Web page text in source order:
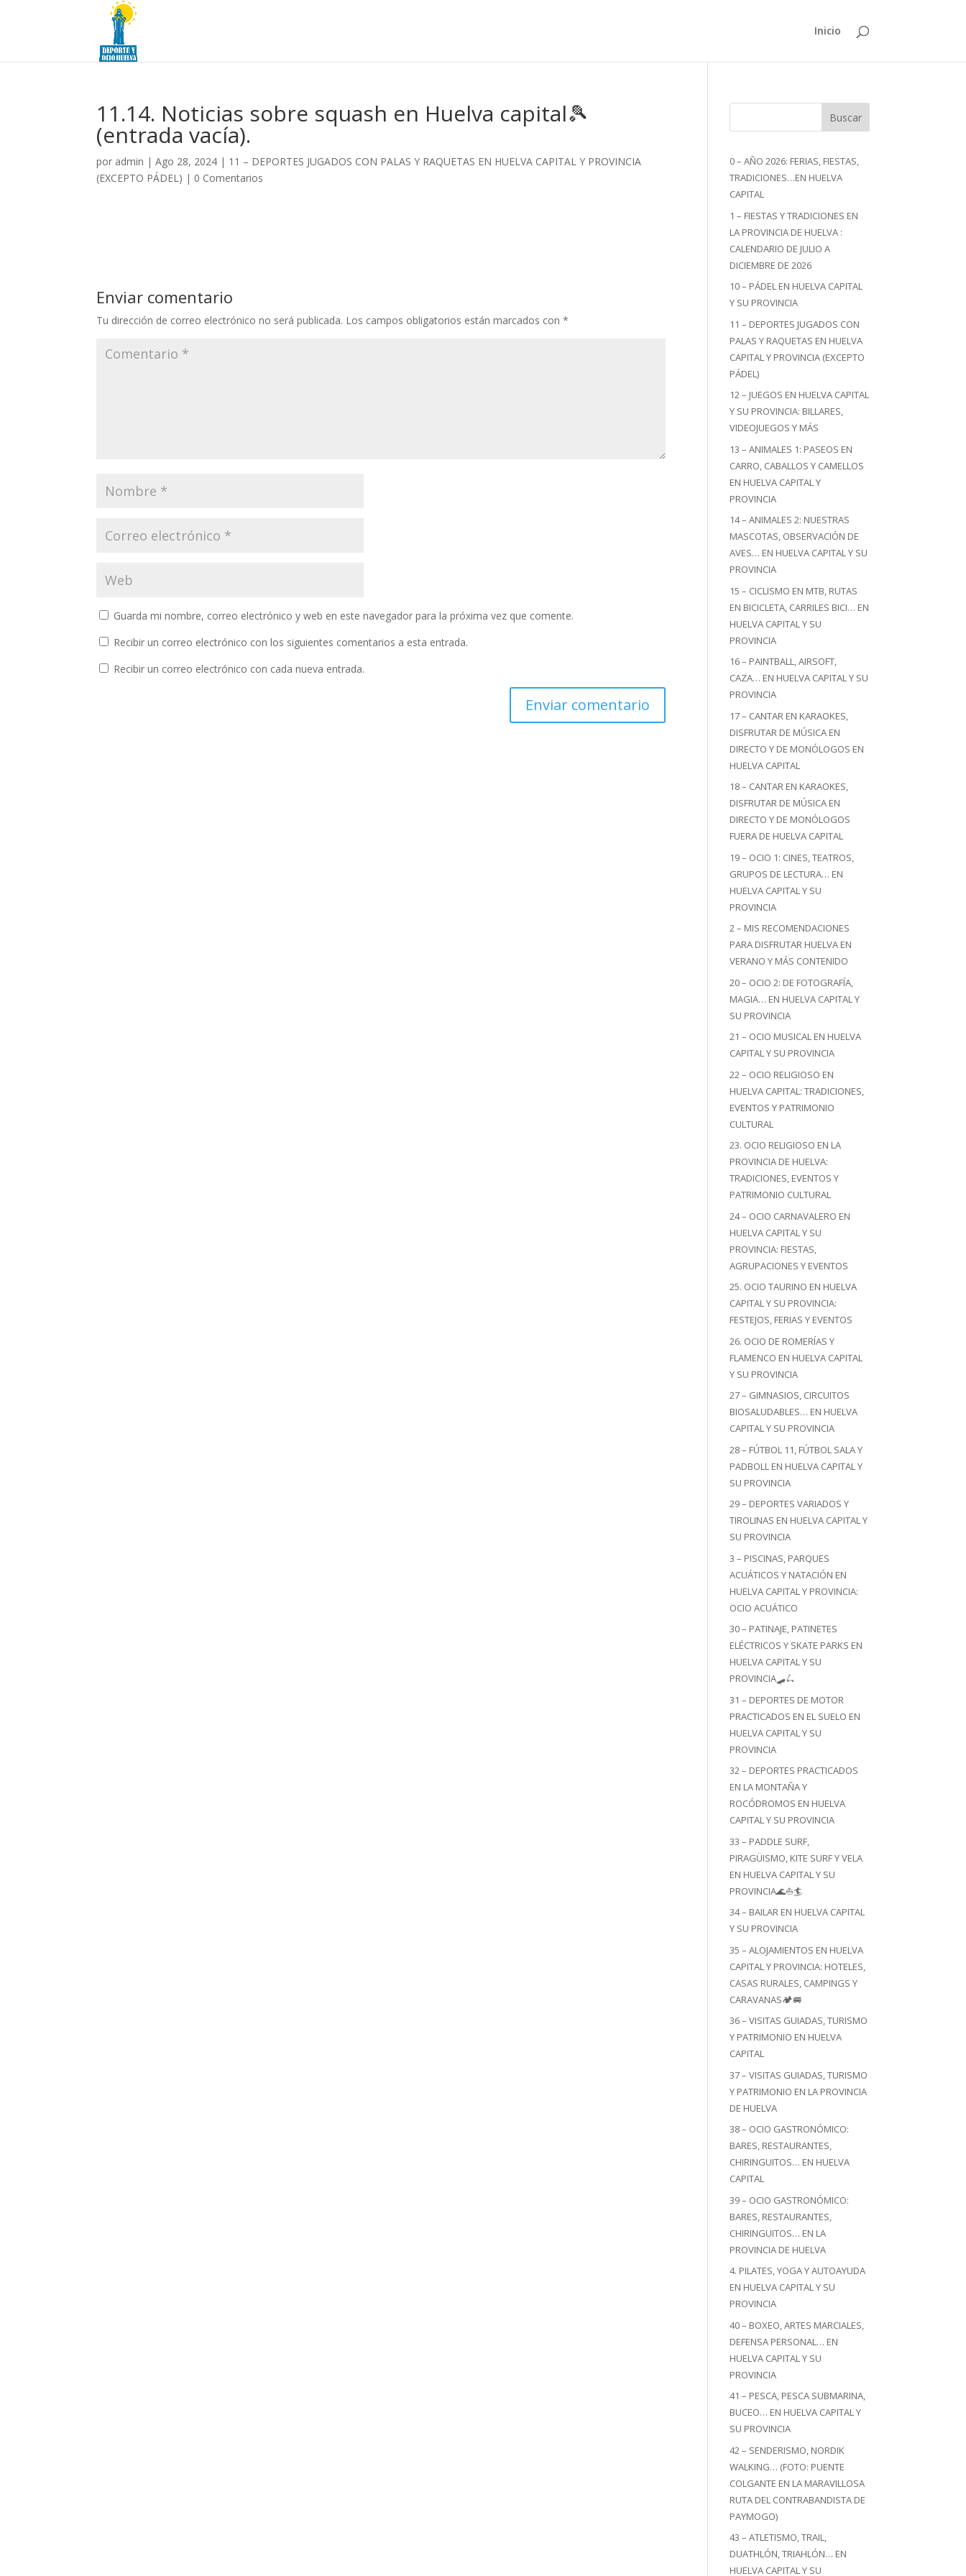
Inicio
11.14. Noticias sobre squash en Huelva capital🎾
(entrada vacía).
por admin |Ago 28, 2024 | 11 – DEPORTES JUGADOS CON PALAS Y RAQUETAS EN HUELVA CAPITAL Y PROVINCIA
(EXCEPTO PÁDEL) | 0 Comentarios
Enviar comentario
Tu dirección de correo electrónico no será publicada. Los campos obligatorios están marcados con*
Guarda mi nombre, correo electrónico y web en este navegador para la próxima vez que comente.
Recibir un correo electrónico con los siguientes comentarios a esta entrada.
Recibir un correo electrónico con cada nueva entrada.
Buscar
0 – AÑO 2026: FERIAS, FIESTAS,
TRADICIONES…EN HUELVA
CAPITAL
1 – FIESTAS Y TRADICIONES EN
LA PROVINCIA DE HUELVA :
CALENDARIO DE JULIO A
DICIEMBRE DE 2026
10 – PÁDEL EN HUELVA CAPITAL
Y SU PROVINCIA
11 – DEPORTES JUGADOS CON
PALAS Y RAQUETAS EN HUELVA
CAPITAL Y PROVINCIA (EXCEPTO
PÁDEL)
12 – JUEGOS EN HUELVA CAPITAL
Y SU PROVINCIA: BILLARES,
VIDEOJUEGOS Y MÁS
13 – ANIMALES 1: PASEOS EN
CARRO, CABALLOS Y CAMELLOS
EN HUELVA CAPITAL Y
PROVINCIA
14 – ANIMALES 2: NUESTRAS
MASCOTAS, OBSERVACIÓN DE
AVES… EN HUELVA CAPITAL Y SU
PROVINCIA
15 – CICLISMO EN MTB, RUTAS
EN BICICLETA, CARRILES BICI… EN
HUELVA CAPITAL Y SU
PROVINCIA
16 – PAINTBALL, AIRSOFT,
CAZA… EN HUELVA CAPITAL Y SU
PROVINCIA
17 – CANTAR EN KARAOKES,
DISFRUTAR DE MÚSICA EN
DIRECTO Y DE MONÓLOGOS EN
HUELVA CAPITAL
18 – CANTAR EN KARAOKES,
DISFRUTAR DE MÚSICA EN
DIRECTO Y DE MONÓLOGOS
FUERA DE HUELVA CAPITAL
19 – OCIO 1: CINES, TEATROS,
GRUPOS DE LECTURA… EN
HUELVA CAPITAL Y SU
PROVINCIA
2 – MIS RECOMENDACIONES
PARA DISFRUTAR HUELVA EN
VERANO Y MÁS CONTENIDO
20 – OCIO 2: DE FOTOGRAFÍA,
MAGIA… EN HUELVA CAPITAL Y
SU PROVINCIA
21 – OCIO MUSICAL EN HUELVA
CAPITAL Y SU PROVINCIA
22 – OCIO RELIGIOSO EN
HUELVA CAPITAL: TRADICIONES,
EVENTOS Y PATRIMONIO
CULTURAL
23. OCIO RELIGIOSO EN LA
PROVINCIA DE HUELVA:
TRADICIONES, EVENTOS Y
PATRIMONIO CULTURAL
24 – OCIO CARNAVALERO EN
HUELVA CAPITAL Y SU
PROVINCIA: FIESTAS,
AGRUPACIONES Y EVENTOS
25. OCIO TAURINO EN HUELVA
CAPITAL Y SU PROVINCIA:
FESTEJOS, FERIAS Y EVENTOS
26. OCIO DE ROMERÍAS Y
FLAMENCO EN HUELVA CAPITAL
Y SU PROVINCIA
27 – GIMNASIOS, CIRCUITOS
BIOSALUDABLES… EN HUELVA
CAPITAL Y SU PROVINCIA
28 – FÚTBOL 11, FÚTBOL SALA Y
PADBOLL EN HUELVA CAPITAL Y
SU PROVINCIA
29 – DEPORTES VARIADOS Y
TIROLINAS EN HUELVA CAPITAL Y
SU PROVINCIA
3 – PISCINAS, PARQUES
ACUÁTICOS Y NATACIÓN EN
HUELVA CAPITAL Y PROVINCIA:
OCIO ACUÁTICO
30 – PATINAJE, PATINETES
ELÉCTRICOS Y SKATE PARKS EN
HUELVA CAPITAL Y SU
PROVINCIA🛹🛴
31 – DEPORTES DE MOTOR
PRACTICADOS EN EL SUELO EN
HUELVA CAPITAL Y SU
PROVINCIA
32 – DEPORTES PRACTICADOS
EN LA MONTAÑA Y
ROCÓDROMOS EN HUELVA
CAPITAL Y SU PROVINCIA
33 – PADDLE SURF,
PIRAGÜISMO, KITE SURF Y VELA
EN HUELVA CAPITAL Y SU
PROVINCIA🌊⛵🏄
34 – BAILAR EN HUELVA CAPITAL
Y SU PROVINCIA
35 – ALOJAMIENTOS EN HUELVA
CAPITAL Y PROVINCIA: HOTELES,
CASAS RURALES, CAMPINGS Y
CARAVANAS🏕️🚐
36 – VISITAS GUIADAS, TURISMO
Y PATRIMONIO EN HUELVA
CAPITAL
37 – VISITAS GUIADAS, TURISMO
Y PATRIMONIO EN LA PROVINCIA
DE HUELVA
38 – OCIO GASTRONÓMICO:
BARES, RESTAURANTES,
CHIRINGUITOS… EN HUELVA
CAPITAL
39 – OCIO GASTRONÓMICO:
BARES, RESTAURANTES,
CHIRINGUITOS… EN LA
PROVINCIA DE HUELVA
4. PILATES, YOGA Y AUTOAYUDA
EN HUELVA CAPITAL Y SU
PROVINCIA
40 – BOXEO, ARTES MARCIALES,
DEFENSA PERSONAL… EN
HUELVA CAPITAL Y SU
PROVINCIA
41 – PESCA, PESCA SUBMARINA,
BUCEO… EN HUELVA CAPITAL Y
SU PROVINCIA
42 – SENDERISMO, NORDIK
WALKING… (FOTO: PUENTE
COLGANTE EN LA MARAVILLOSA
RUTA DEL CONTRABANDISTA DE
PAYMOGO)
43 – ATLETISMO, TRAIL,
DUATHLÓN, TRIAHLÓN… EN
HUELVA CAPITAL Y SU